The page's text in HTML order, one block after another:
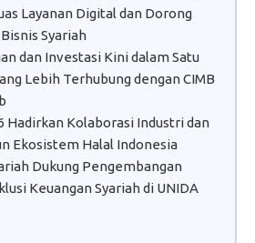
Layanan Digital dan Dorong
Syariah
dan Investasi Kini dalam Satu
Lebih Terhubung dengan CIMB
Hadirkan Kolaborasi Industri dan
Ekosistem Halal Indonesia
Dukung Pengembangan
Keuangan Syariah di UNIDA